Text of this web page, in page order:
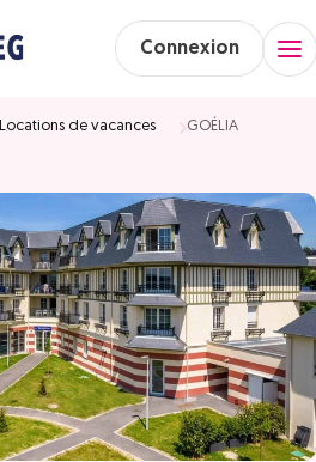
Connexion
Locations de vacances GOÉLIA